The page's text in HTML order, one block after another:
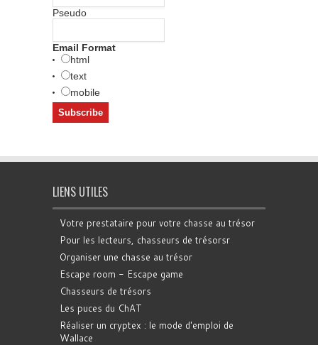
Pseudo
Email Format
html
text
mobile
LIENS UTILES
Votre prestataire pour votre chasse au trésor
Pour les lecteurs, chasseurs de trésorsr
Organiser une chasse au trésor
Escape room - Escape game
Chasseurs de trésors
Les puces du ChAT
Réaliser un cryptex : le mode d'emploi de
Wallace